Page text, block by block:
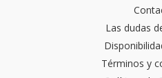
Las dudas
Términos y